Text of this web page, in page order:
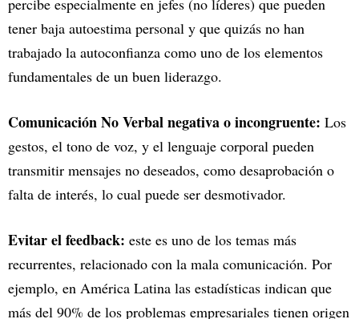
percibe especialmente en jefes (no líderes) que pueden
tener baja autoestima personal y que quizás no han
trabajado la autoconfianza como uno de los elementos
fundamentales de un buen liderazgo.
Comunicación No Verbal negativa o incongruente: Los
gestos, el tono de voz, y el lenguaje corporal pueden
transmitir mensajes no deseados, como desaprobación o
falta de interés, lo cual puede ser desmotivador.
Evitar el feedback: este es uno de los temas más
recurrentes, relacionado con la mala comunicación. Por
ejemplo, en América Latina las estadísticas indican que
más del 90% de los problemas empresariales tienen origen